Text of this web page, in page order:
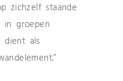
zichzelf staande
in groepen
dient als